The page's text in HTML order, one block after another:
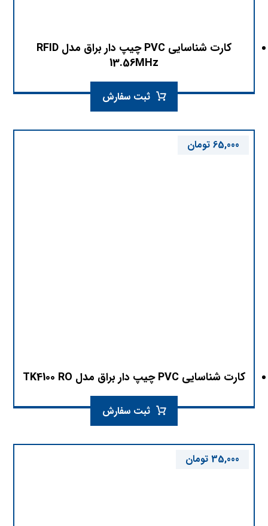
کارت شناسایی PVC چیپ دار براق مدل RFID
13.56MHz
ثبت سفارش
کارت شناسایی PVC چیپ دار براق مدل TK4100 RO
65,000 تومان
ثبت سفارش
35,000 تومان